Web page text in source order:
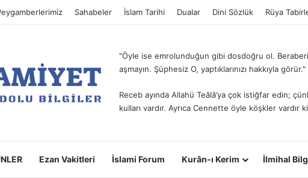
Sahabeler İslam Tarihi Dualar Dini Sözlük Rüya
"Öyle ise emrolunduğun gibi dosdoğru ol.
aşmayın. Şüphesiz O, yaptıklarınızı hakkıyla
Receb ayında Allahü Teâlâ’ya çok istiğfar edin;
kulları vardır. Ayrıca Cennette öyle köşkler
Ezan Vakitleri İslami Forum Kurân-ı Kerim İlmihal